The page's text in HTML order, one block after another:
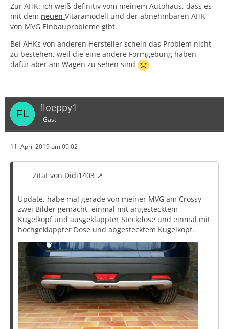
Zur AHK: ich weiß definitiv vom meinem Autohaus, dass es
mit dem neuen Vitaramodell und der abnehmbaren AHK
von MVG Einbauprobleme gibt.
Bei AHKs von anderen Hersteller schein das Problem nicht
zu bestehen, weil die eine andere Formgebung haben,
dafür aber am Wagen zu sehen sind
floeppy1
Gast
11. April 2019 um 09:02
Zitat von Didi1403
Update, habe mal gerade von meiner MVG am Crossy
zwei Bilder gemacht, einmal mit angestecktem
Kugelkopf und ausgeklappter Steckdose und einmal mit
hochgeklappter Dose und abgestecktem Kugelkopf.